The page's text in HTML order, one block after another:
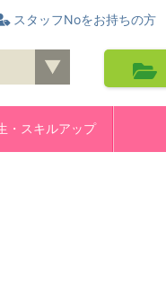
スタッフNoをお持ちの方
・スキルアップ